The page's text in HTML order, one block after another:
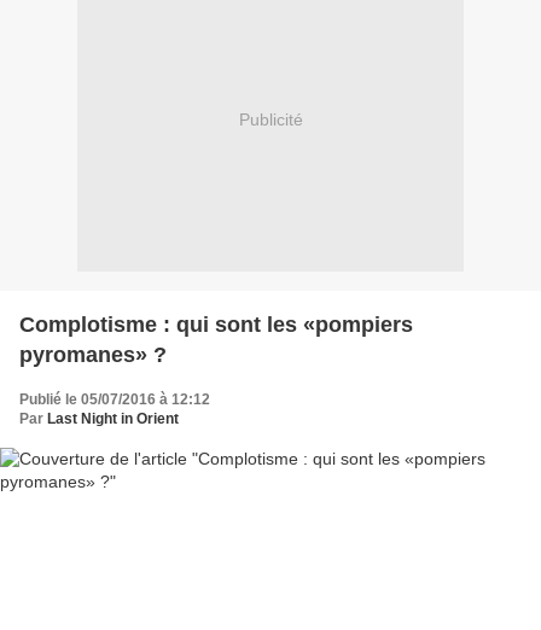
Publicité
Complotisme : qui sont les «pompiers
pyromanes» ?
Publié le 05/07/2016 à 12:12
Par Last Night in Orient